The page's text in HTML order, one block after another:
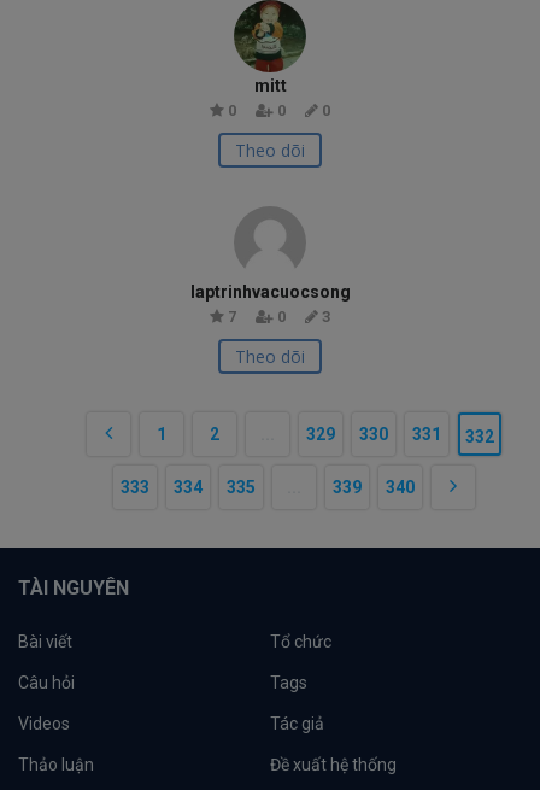
mitt
0 0 0
Theo dõi
laptrinhvacuocsong
7 0 3
Theo dõi
1 2 329 330 331 332
333 334 335 339 340
TÀI NGUYÊN
Bài viết Tổ chức
Câu hỏi Tags
Videos Tác giả
Thảo luận Đề xuất hệ thống